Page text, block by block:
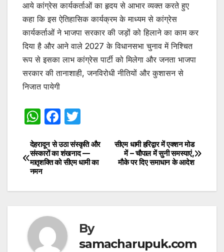
आये कांग्रेस कार्यकर्ताओं का हृदय से आभार व्यक्त करते हुए
कहा कि इस ऐतिहासिक कार्यक्रम के माध्यम से कांग्रेस
कार्यकर्ताओं ने भाजपा सरकार की जड़ों को हिलाने का काम कर
दिया है और आने वाले 2027 के विधानसभा चुनाव में निश्चित
रूप से इसका लाभ कांग्रेस पार्टी को मिलेगा और जनता भाजपा
सरकार की तानाशाही, जनविरोधी नीतियों और कुशासन से
निजात पायेगी
W
at
s
A
p
p
F
c
e
o
k
itt
er
Post
navigation
सीएम धामी हरिद्वार में एक्शन मोड
में – चौपाल में सुनी समस्याएं,
मौके पर दिए समाधान के आदेश
देहरादून से उठा संस्कृति और
संस्कारों का शंखनाद —
मातृशक्ति को सीएम धामी का
नमन
By
samacharupuk.com